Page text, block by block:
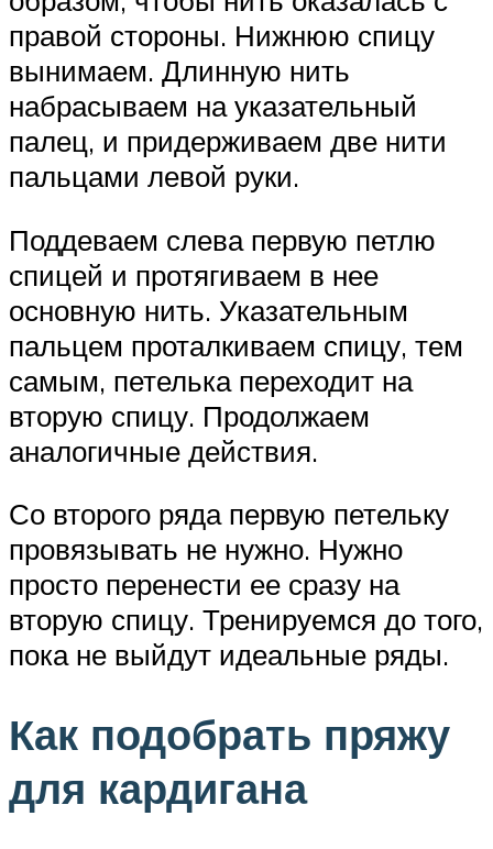
правой стороны. Нижнюю спицу
вынимаем. Длинную нить
набрасываем на указательный
палец, и придерживаем две нити
пальцами левой руки.
Поддеваем слева первую петлю
спицей и протягиваем в нее
основную нить. Указательным
пальцем проталкиваем спицу, тем
самым, петелька переходит на
вторую спицу. Продолжаем
аналогичные действия.
Со второго ряда первую петельку
провязывать не нужно. Нужно
просто перенести ее сразу на
вторую спицу. Тренируемся до того,
пока не выйдут идеальные ряды.
Как подобрать пряжу
для кардигана